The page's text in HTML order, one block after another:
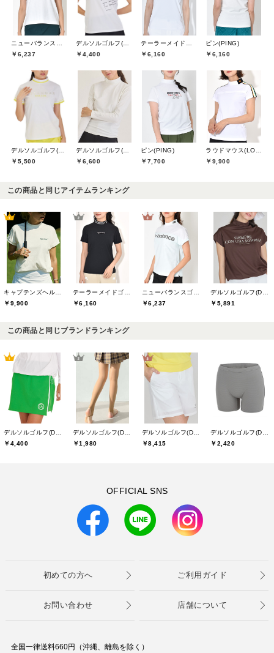
￥6,237
￥4,400
￥6,160
ピン(PING)
￥6,160
￥5,500
￥6,600
ピン(PING)
￥7,700
￥9,900
この商品と同じアイテムランキング
￥9,900
￥6,160
￥6,237
￥5,891
この商品と同じブランドランキング
￥4,400
￥1,980
￥8,415
￥2,420
OFFICIAL SNS
初めての方へ ご利用ガイド
お問い合わせ 店舗について
全国一律送料660円（沖縄、離島を除く）